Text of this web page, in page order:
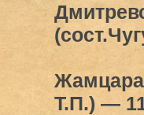
Т.П.) —